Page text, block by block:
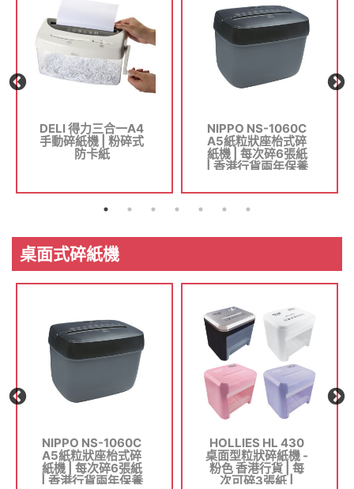
DELI 得力三合一A4
手動碎紙機 | 粉碎式
防卡紙
NIPPO NS-1060C
A5紙粒狀座枱式碎
紙機 | 每次碎6張紙
| 香港行貨兩年保養
桌面式碎紙機
NIPPO NS-1060C
A5紙粒狀座枱式碎
紙機 | 每次碎6張紙
| 香港行貨兩年保養
HOLLIES HL 430
桌面型粒狀碎紙機 -
粉色 香港行貨 | 每
次可碎3張紙 |